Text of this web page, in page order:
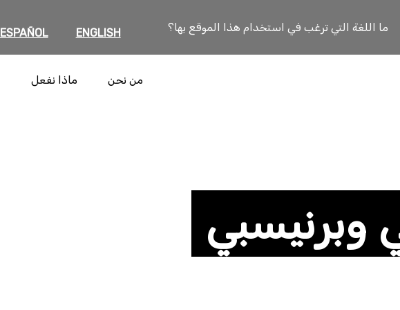
ما اللغة التي ترغب في استخدام هذا الموقع بها؟ ENGLISH
ESPAÑOL
من نحن ماذا نفعل
وبرنيسبي